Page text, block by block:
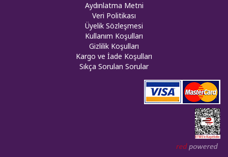
Aydınlatma Metni
Veri Politikası
Üyelik Sözleşmesi
Kullanım Koşulları
Gizlilik Koşulları
Kargo ve İade Koşulları
Sıkça Sorulan Sorular
Web